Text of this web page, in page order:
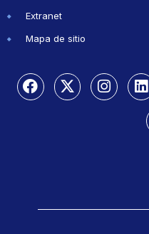
Extranet
Mapa de sitio